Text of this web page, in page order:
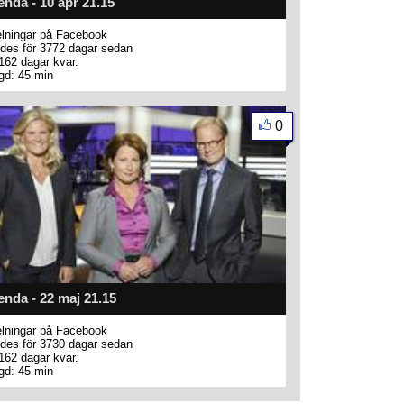
på Facebook
för 3772 dagar sedan
dagar kvar.
45 min
- 22 maj 21.15
0
på Facebook
för 3730 dagar sedan
dagar kvar.
45 min